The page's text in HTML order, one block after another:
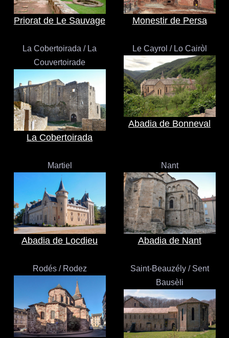
Priorat de Le Sauvage Monestir de Persa
La Cobertoirada / La
Couvertoirade
La Cobertoirada
Le Cayrol / Lo Cairòl
Abadia de Bonneval
Martiel
Abadia de Locdieu
Nant
Abadia de Nant
Rodés / Rodez
Saint-Beauzély / Sent
Bausèli